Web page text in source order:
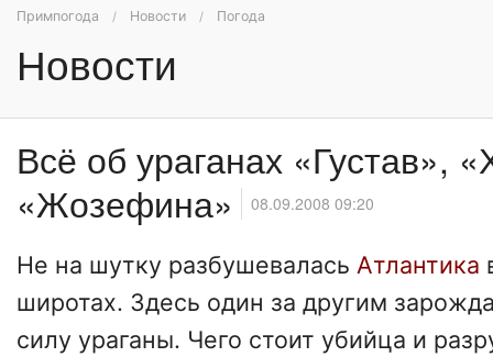
Примпогода Новости Погода
Новости
Всё об ураганах «Густав»,
«Жозефина»
08.09.2008 09:20
Не на шутку разбушевалась Атлантика
широтах. Здесь один за другим
силу ураганы. Чего стоит убийца и